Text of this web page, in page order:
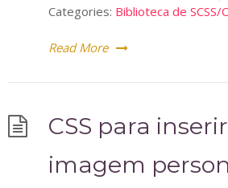
Categories: Biblioteca de SCSS/
Read More
CSS para
imagem